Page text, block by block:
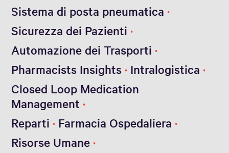
Sistema di posta pneumatica
Sicurezza dei Pazienti
Automazione dei Trasporti
Pharmacists Insights Intralogistica
Closed Loop Medication
Management
Reparti
Farmacia Ospedaliera
Risorse Umane